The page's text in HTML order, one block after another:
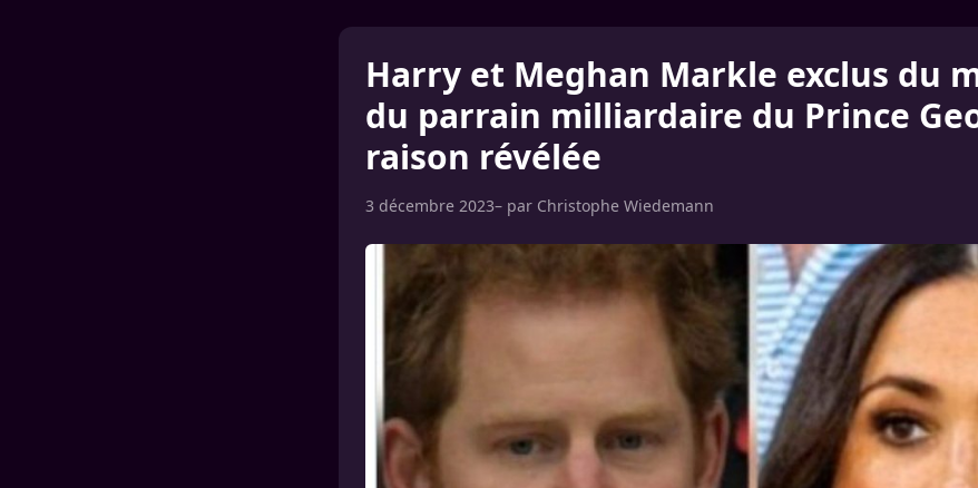
Harry et Meghan Markle exclus du
du parrain milliardaire du Prince
raison révélée
3 décembre 2023– par Christophe Wiedemann